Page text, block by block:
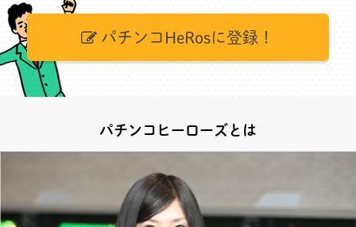
パチンコHeRosに登録！
パチンコヒーローズとは